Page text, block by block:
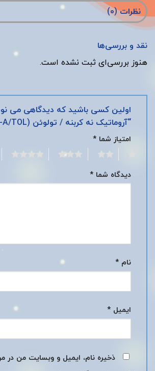
نظرات (0)
نقد و بررسی‌ها
هنوز بررسی‌ای ثبت نشده است.
اولین کسی باشید که دیدگاهی می
“آروماتیک نه کربنه / تولوئن (C9-A/TOL)”
امتیاز شما *
دیدگاه شما *
نام *
ایمیل *
ذخیره نام، ایمیل و وبسایت من در